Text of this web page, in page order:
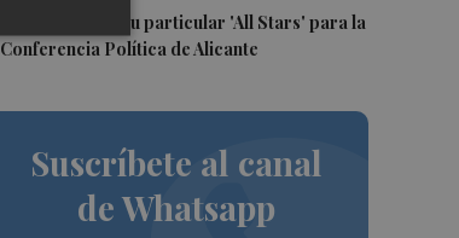
El PSPV ultima su particular 'All Stars' para la
Conferencia Política de Alicante
Suscríbete al canal
de Whatsapp